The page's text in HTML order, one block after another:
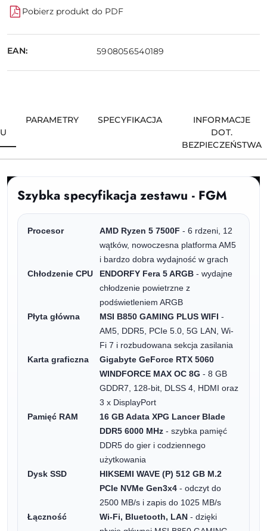
Pobierz produkt do PDF
EAN: 5908056540189
PARAMETRY SPECYFIKACJA
INFORMACJE
DOT.
BEZPIECZEŃSTWA
Szybka specyfikacja zestawu - FGM
Procesor AMD Ryzen 5 7500F - 6 rdzeni, 12
wątków, nowoczesna platforma AM5
i bardzo dobra wydajność w grach
Chłodzenie CPU
ENDORFY Fera 5 ARGB - wydajne
chłodzenie powietrzne z
podświetleniem ARGB
Płyta główna
MSI B850 GAMING PLUS WIFI -
AM5, DDR5, PCIe 5.0, 5G LAN, Wi-
Fi 7 i rozbudowana sekcja zasilania
Karta graficzna
Gigabyte GeForce RTX 5060
WINDFORCE MAX OC 8G - 8 GB
GDDR7, 128-bit, DLSS 4, HDMI oraz
3 x DisplayPort
Pamięć RAM
16 GB Adata XPG Lancer Blade
DDR5 6000 MHz - szybka pamięć
DDR5 do gier i codziennego
użytkowania
Dysk SSD
HIKSEMI WAVE (P) 512 GB M.2
PCIe NVMe Gen3x4 - odczyt do
2500 MB/s i zapis do 1025 MB/s
Łączność
Wi-Fi, Bluetooth, LAN - dzięki